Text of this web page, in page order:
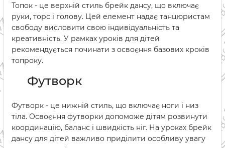
Топок - це верхній стиль брейк дансу, що включає
руки, торс і голову. Цей елемент надає танцюристам
свободу висловити свою індивідуальність та
креативність. У рамках уроків для дітей
рекомендується починати з освоєння базових кроків
топроку.
Футворк
Футворк - це нижній стиль, що включає ноги і низ
тіла. Освоєння футворки допоможе дітям розвинути
координацію, баланс і швидкість ніг. На уроках брейк
дансу для дітей важливо приділити особливу увагу